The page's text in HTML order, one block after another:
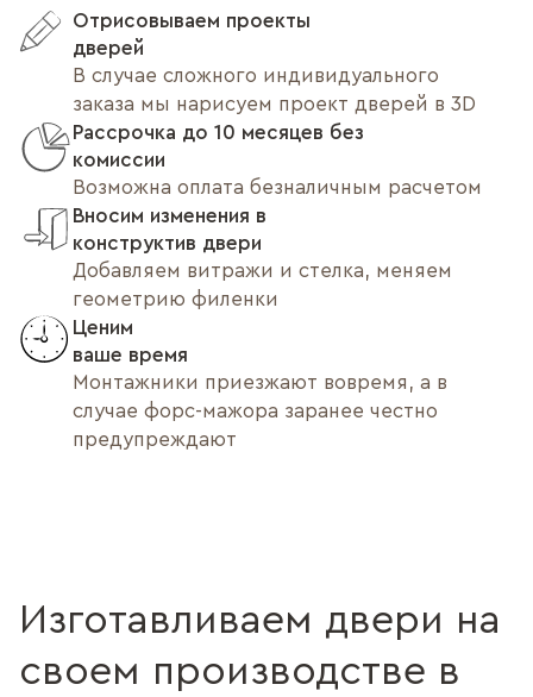
Отрисовываем проекты
дверей
В случае сложного индивидуального
заказа мы нарисуем проект дверей в 3D
Рассрочка до 10 месяцев без
комиссии
Возможна оплата безналичным расчетом
Вносим изменения в
конструктив двери
Добавляем витражи и стелка, меняем
геометрию филенки
Ценим
ваше время
Монтажники приезжают вовремя, а в
случае форс-мажора заранее честно
предупреждают
Изготавливаем двери на
своем производстве в